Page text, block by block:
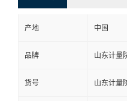
产地 中国
品牌 山东计量
货号 山东计量